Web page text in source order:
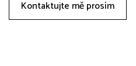
Kontaktujte mě prosím